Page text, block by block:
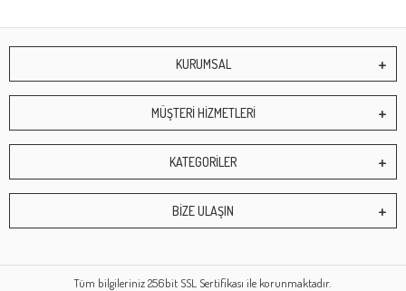
KURUMSAL
MÜŞTERİ HİZMETLERİ
KATEGORİLER
BİZE ULAŞIN
Tüm bilgileriniz 256bit SSL Sertifikası ile korunmaktadır.